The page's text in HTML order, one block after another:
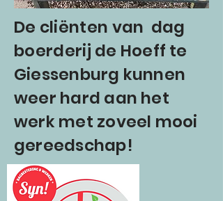
De cliënten van dag
boerderij de Hoeff te
Giessenburg kunnen
weer hard aan het
werk met zoveel mooi
gereedschap!